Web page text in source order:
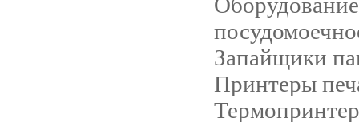
Запайщики
Принтеры